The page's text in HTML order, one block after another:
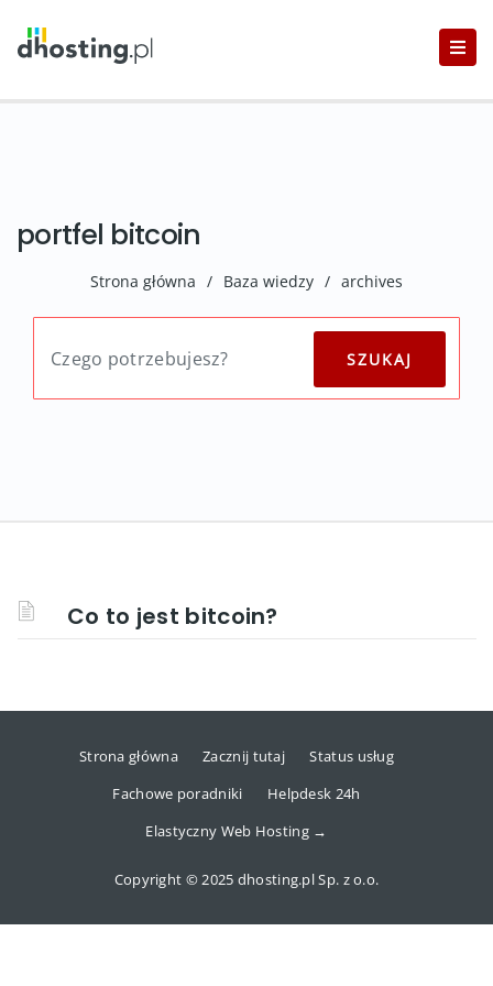
portfel bitcoin
Strona główna / Baza wiedzy / archives
Co to jest bitcoin?
Strona główna Zacznij tutaj
Status usług
Fachowe poradniki
Helpdesk 24h
Elastyczny Web Hosting →
Copyright © 2025 dhosting.pl Sp. z o.o.